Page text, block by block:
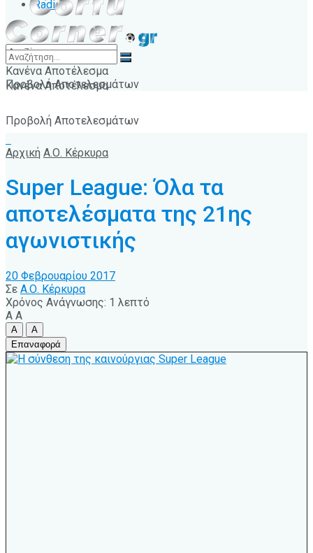
Radio
Κανένα Αποτέλεσμα
Προβολή Αποτελεσμάτων
Κανένα Αποτέλεσμα
Προβολή Αποτελεσμάτων
Αρχική Α.Ο. Κέρκυρα
Super League: Όλα τα
αποτελέσματα της 21ης
αγωνιστικής
20 Φεβρουαρίου 2017
Σε Α.Ο. Κέρκυρα
Χρόνος Ανάγνωσης: 1 λεπτό
A A
A
A
Επαναφορά